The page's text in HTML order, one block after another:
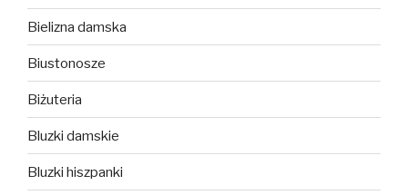
Bielizna damska
Biustonosze
Biżuteria
Bluzki damskie
Bluzki hiszpanki